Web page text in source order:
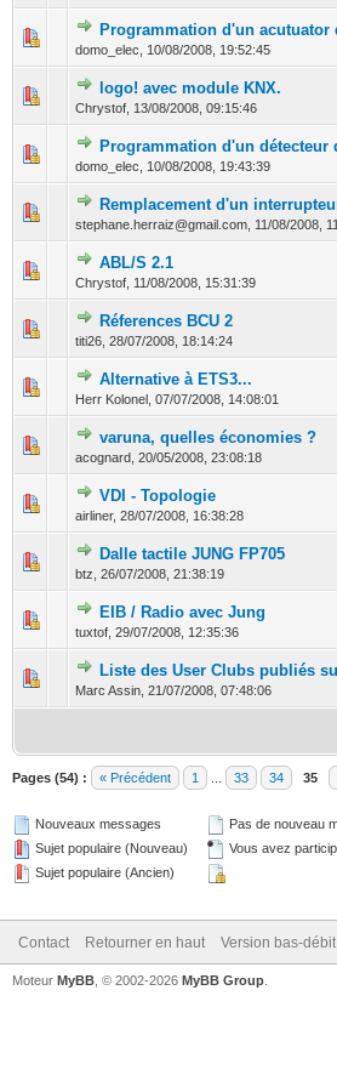
Programmation d'un acutuator
domo_elec, 10/08/2008, 19:52:45
0 Votes - 0 sur 5 en moyenne
12345
logo! avec module KNX.
Chrystof, 13/08/2008, 09:15:46
0 Votes - 0 sur 5 en moyenne
12345
Programmation d'un détecteur
domo_elec, 10/08/2008, 19:43:39
0 Votes - 0 sur 5 en moyenne
12345
Remplacement d'un
stephane.herraiz@gmail.com, 11/08/2008,
0 Votes - 0 sur 5 en moyenne
123 4 5
ABL/S 2.1
Chrystof, 11/08/2008, 15:31:39
0 Votes - 0 sur 5 en moyenne
Réferences BCU 2
titi26, 28/07/2008, 18:14:24
0 Votes - 0 sur 5 en moyenne
1234 5
Alternative à ETS3...
Herr Kolonel, 07/07/2008, 14:08:01
0 Votes - 0 sur 5 en moyenne
1 23 45
varuna, quelles économies ?
acognard, 20/05/2008, 23:08:18
0 Votes - 0 sur 5 en moyenne
123 45
VDI - Topologie
airliner, 28/07/2008, 16:38:28
0 Votes - 0 sur 5 en moyenne
1234
Dalle tactile JUNG FP705
btz, 26/07/2008, 21:38:19
0 Votes - 0 sur 5 en moyenne
12345
EIB / Radio avec Jung
tuxtof, 29/07/2008, 12:35:36
0 Votes - 0 sur 5 en moyenne
1234 5
Liste des User Clubs publiés
Marc Assin, 21/07/2008, 07:48:06
0 Votes - 0 sur 5 en moyenne
12 345
Pages (54) : « Précédent 1 33 34 35
Nouveaux messages
Sujet populaire (Nouveau)
Sujet populaire (Ancien)
Pas de nouveau
Vous avez
Contact Retourner en haut Version bas-
Moteur MyBB , © 2002-2026 MyBB Group